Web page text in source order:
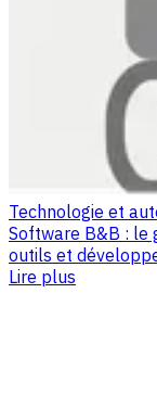
Technologie et
Software B&B : le
outils et
Lire plus